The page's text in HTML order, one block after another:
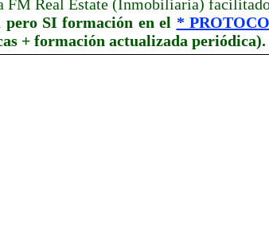
Real Estate (Inmobiliaria)
pero SI formación en el *
+ formación actualizada periódica).